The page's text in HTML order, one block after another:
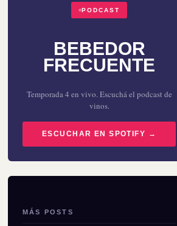
PODCAST
BEBEDOR
FRECUENTE
Temporada 4 en vivo. Escuchá el podcast de
vinos.
ESCUCHAR EN SPOTIFY →
MÁS POSTS